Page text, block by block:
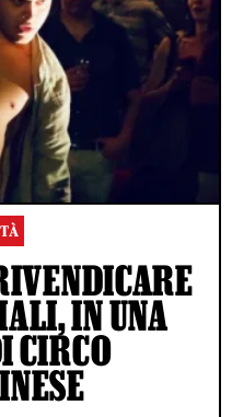
IN UNA
CIRCO